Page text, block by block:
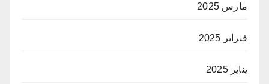
مارس 2025
فبراير 2025
يناير 2025